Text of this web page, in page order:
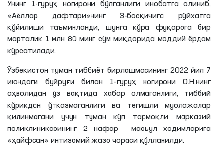
Унинг 1-гуруҳ ногирони бўлганлиги инобатга олиниб,
«Аёллар дафтари»нинг 3-босқичига рўйхатга
қўйилиши таъминланди, шунга кўра фуқарога бир
марталик 1 млн 80 минг сўм миқдорида моддий ёрдам
кўрсатилади.
Ўзбекистон туман тиббиёт бирлашмасининг 2022 йил 7
июндаги буйруғи билан 1-гуруҳ ногирони О.Н.нинг
аҳволидан ўз вақтида хабар олмаганлиги, тиббий
кўрикдан ўтказмаганлиги ва тегишли муолажалар
қилинмагани учун туман кўп тармоқли марказий
поликлиникасининг 2 нафар масъул ходимларига
«ҳайфсан» интизомий жазо чораси қўлланилди.